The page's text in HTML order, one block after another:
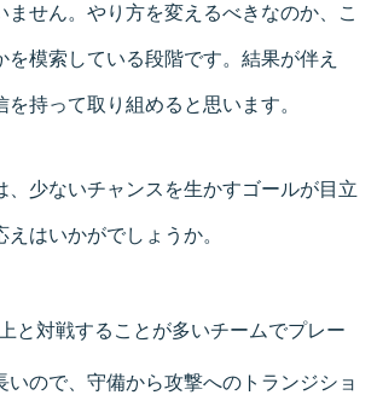
ません。やり方を変えるべきなのか、こ
を模索している段階です。結果が伴え
を持って取り組めると思います。
少ないチャンスを生かすゴールが目立
えはいかがでしょうか。
と対戦することが多いチームでプレー
いので、守備から攻撃へのトランジショ